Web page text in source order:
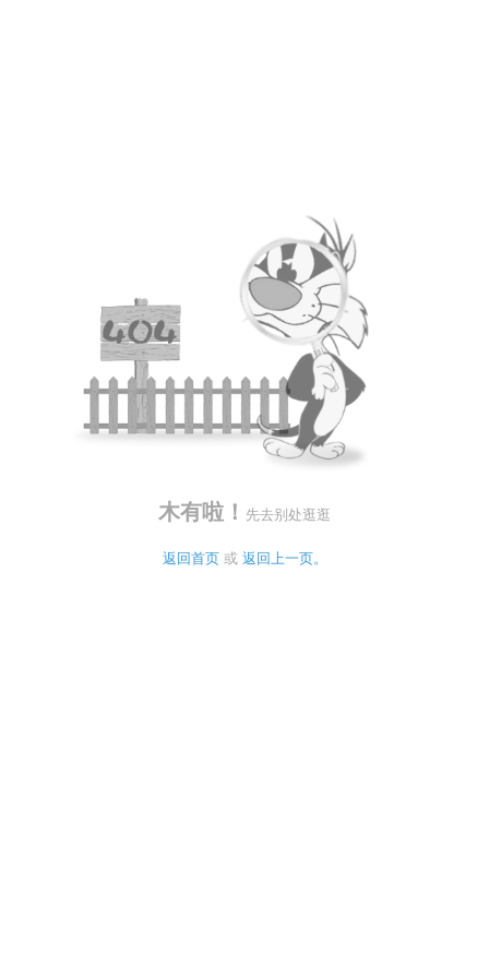
木有啦！ 先去别处逛逛
返回首页 或 返回上一页。